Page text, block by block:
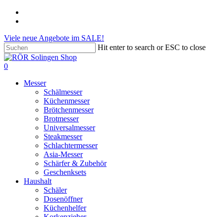
Skip
content
Viele neue Angebote im SALE!
Hit enter to search or ESC to close
Close
Search
search
account
0
Messer
Schälmesser
Küchenmesser
Brötchenmesser
Brotmesser
Universalmesser
Steakmesser
Schlachtermesser
Asia-Messer
Schärfer & Zubehör
Geschenksets
Haushalt
Schäler
Dosenöffner
Küchenhelfer